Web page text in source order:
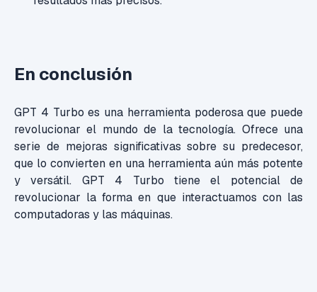
En conclusión
GPT 4 Turbo es una herramienta poderosa que puede
revolucionar el mundo de la tecnología. Ofrece una
serie de mejoras significativas sobre su predecesor,
que lo convierten en una herramienta aún más potente
y versátil. GPT 4 Turbo tiene el potencial de
revolucionar la forma en que interactuamos con las
computadoras y las máquinas.